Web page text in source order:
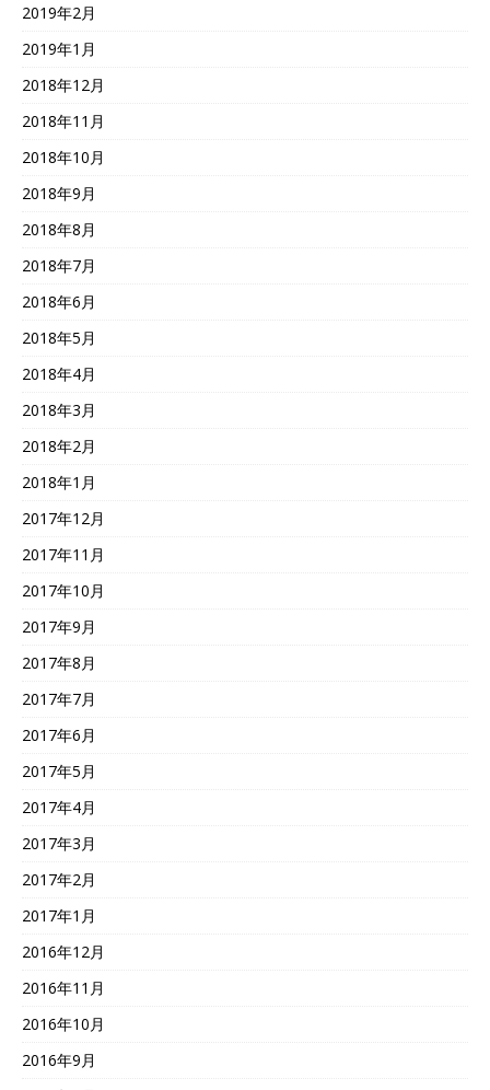
2019年2月
2019年1月
2018年12月
2018年11月
2018年10月
2018年9月
2018年8月
2018年7月
2018年6月
2018年5月
2018年4月
2018年3月
2018年2月
2018年1月
2017年12月
2017年11月
2017年10月
2017年9月
2017年8月
2017年7月
2017年6月
2017年5月
2017年4月
2017年3月
2017年2月
2017年1月
2016年12月
2016年11月
2016年10月
2016年9月